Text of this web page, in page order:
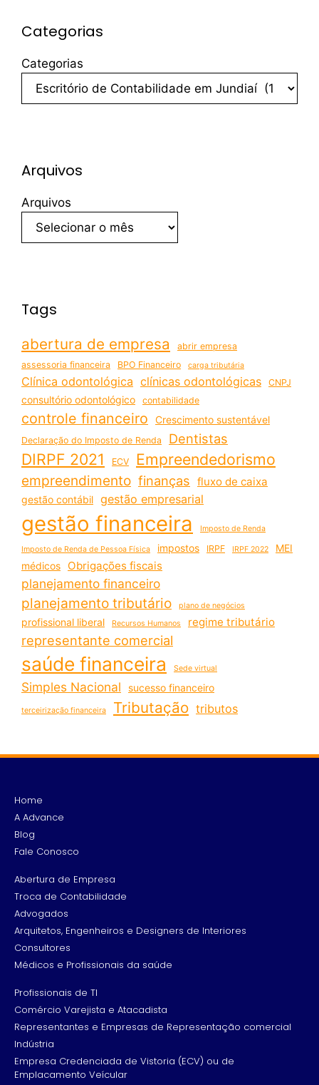
Categorias
Categorias
Arquivos
Arquivos
Tags
abertura de empresa
abrir empresa
assessoria financeira
BPO Financeiro carga tributária
Clínica odontológica clínicas odontológicas CNPJ
consultório odontológico contabilidade
controle financeiro Crescimento sustentável
Declaração do Imposto de Renda Dentistas
DIRPF 2021 ECV Empreendedorismo
empreendimento finanças fluxo de caixa
gestão contábil gestão empresarial
gestão financeira Imposto de Renda
Imposto de Renda de Pessoa Física impostos IRPF IRPF 2022
MEI
médicos
Obrigações fiscais
planejamento financeiro
planejamento tributário plano de negócios
profissional liberal Recursos Humanos regime tributário
representante comercial
saúde financeira Sede virtual
Simples Nacional sucesso financeiro
terceirização financeira Tributação tributos
Home
A Advance
Blog
Fale Conosco
Abertura de Empresa
Troca de Contabilidade
Advogados
Arquitetos, Engenheiros e Designers de Interiores
Consultores
Médicos e Profissionais da saúde
Profissionais de TI
Comércio Varejista e Atacadista
Representantes e Empresas de Representação comercial
Indústria
Empresa Credenciada de Vistoria (ECV) ou de
Emplacamento Veícular